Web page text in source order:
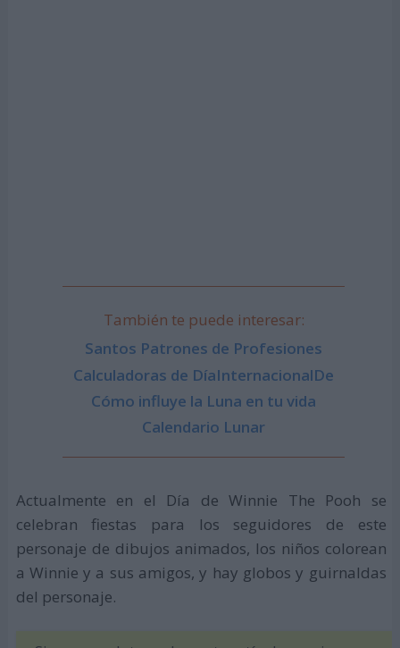
También te puede interesar:
Santos Patrones de Profesiones
Calculadoras de DíaInternacionalDe
Cómo influye la Luna en tu vida
Calendario Lunar
Actualmente en el Día de Winnie The Pooh se
celebran fiestas para los seguidores de este
personaje de dibujos animados, los niños colorean
a Winnie y a sus amigos, y hay globos y guirnaldas
del personaje.